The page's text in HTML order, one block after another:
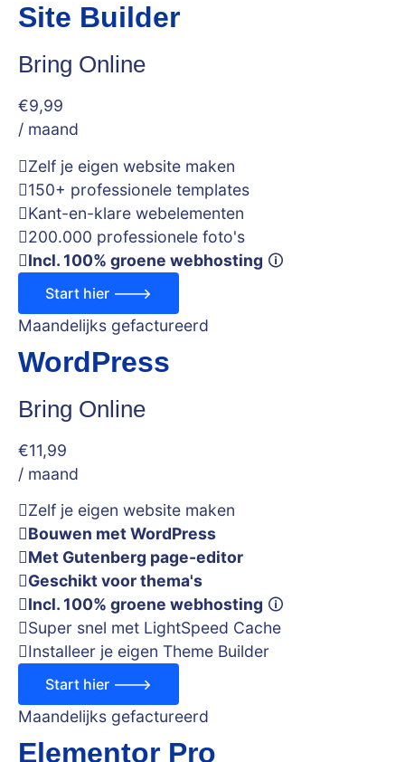
Site Builder
Bring Online
€9,99
/ maand
Zelf je eigen website maken
150+ professionele templates
Kant-en-klare webelementen
200.000 professionele foto's
Incl. 100% groene webhosting 🛈
Start hier --->
Maandelijks gefactureerd
WordPress
Bring Online
€11,99
/ maand
Zelf je eigen website maken
Bouwen met WordPress
Met Gutenberg page-editor
Geschikt voor thema's
Incl. 100% groene webhosting 🛈
Super snel met LightSpeed Cache
Installeer je eigen Theme Builder
Start hier --->
Maandelijks gefactureerd
Elementor Pro